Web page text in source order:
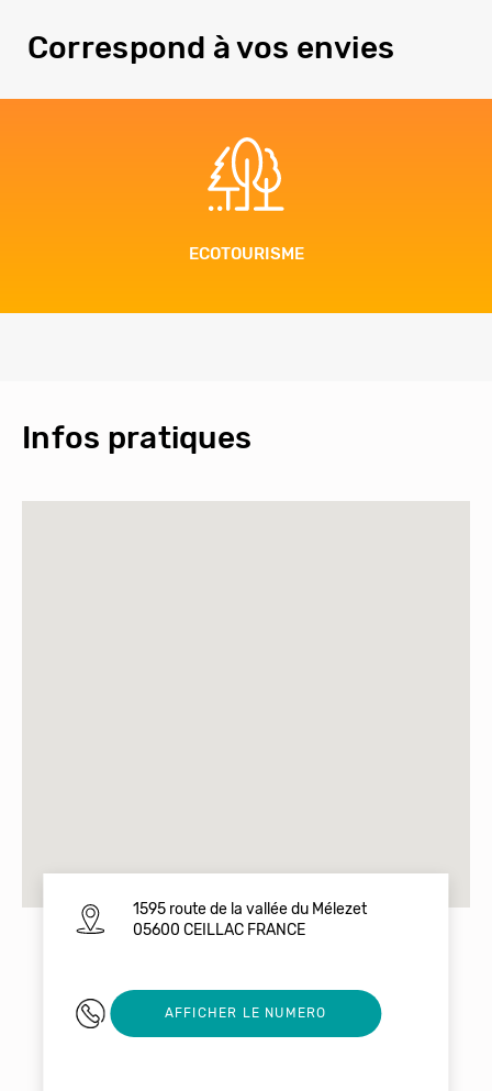
Correspond à vos envies
ECOTOURISME
Infos pratiques
1595 route de la vallée du Mélezet
05600 CEILLAC FRANCE
0492452958
AFFICHER LE NUMERO